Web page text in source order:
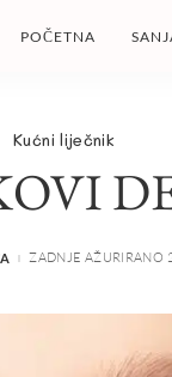
POČETNA
Kućni liječnik
ZADNJE AŽURIRANO